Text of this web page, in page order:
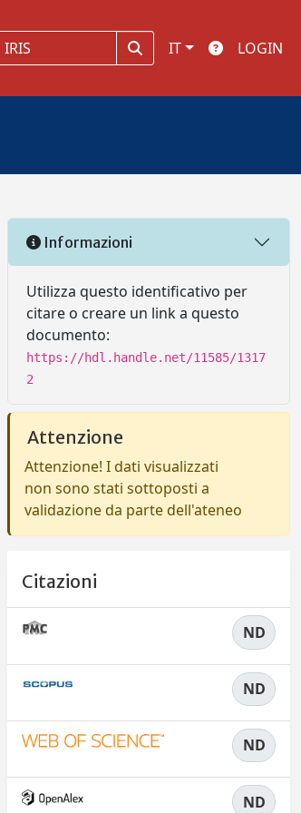
IT LOGIN
Informazioni
Utilizza questo identificativo per
citare o creare un link a questo
documento:
https://hdl.handle.net/11585/1317
2
Attenzione
Attenzione! I dati visualizzati
non sono stati sottoposti a
validazione da parte dell'ateneo
Citazioni
ND
ND
ND
ND